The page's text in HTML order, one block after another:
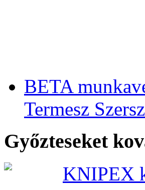
BETA
Termesz
Győzteseket